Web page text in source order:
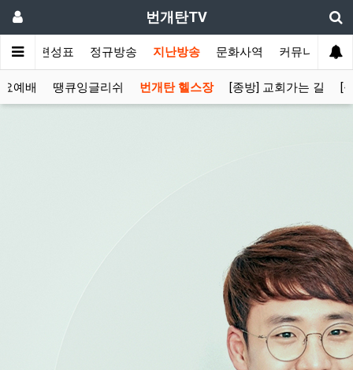
번개탄TV
주간 편성표 정규방송 지난방송 문화사역 커뮤니티
예배 땡큐잉글리쉬 번개탄 헬스장 [종방] 교회가는 길 [